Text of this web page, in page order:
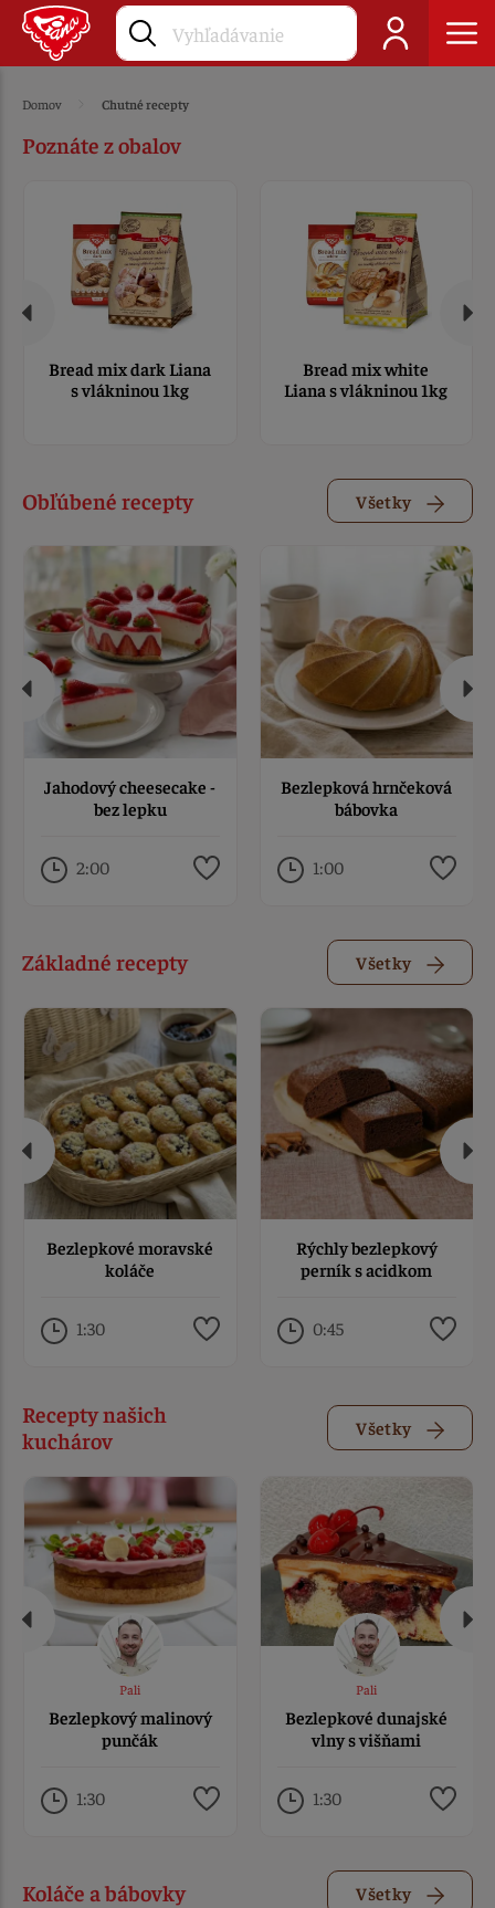
Domov Chutné recepty
Poznáte z obalov
Bread mix dark Liana
s vlákninou 1kg
Bread mix white
Liana s vlákninou 1kg
Obľúbené recepty Všetky
Jahodový cheesecake -
bez lepku
2:00
Bezlepková hrnčeková
bábovka
1:00
Základné recepty Všetky
Bezlepkové moravské
koláče
1:30
Rýchly bezlepkový
perník s acidkom
0:45
Recepty našich
kuchárov
Všetky
Pali
Bezlepkový malinový
punčák
1:30
Pali
Bezlepkové dunajské
vlny s višňami
1:30
Koláče a bábovky Všetky